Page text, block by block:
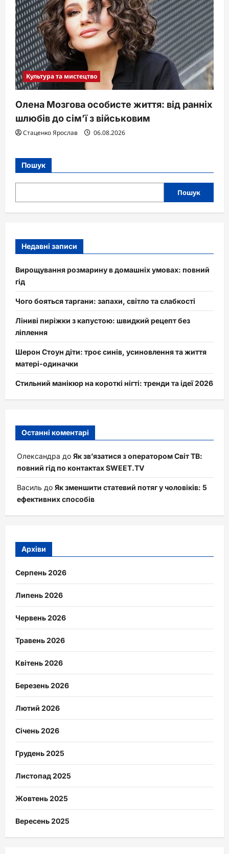
Культура та мистецтво
Олена Мозгова особисте життя: від ранніх
шлюбів до сім’ї з військовим
Стаценко Ярослав 06.08.2026
Пошук
Пошук
Недавні записи
Вирощування розмарину в домашніх умовах: повний
гід
Чого бояться таргани: запахи, світло та слабкості
Ліниві пиріжки з капустою: швидкий рецепт без
ліплення
Шерон Стоун діти: троє синів, усиновлення та життя
матері-одиначки
Стильний манікюр на короткі нігті: тренди та ідеї 2026
Останні коментарі
Олександра до Як зв’язатися з оператором Світ ТВ:
повний гід по контактах SWEET.TV
Василь до Як зменшити статевий потяг у чоловіків: 5
ефективних способів
Архіви
Серпень 2026
Липень 2026
Червень 2026
Травень 2026
Квітень 2026
Березень 2026
Лютий 2026
Січень 2026
Грудень 2025
Листопад 2025
Жовтень 2025
Вересень 2025